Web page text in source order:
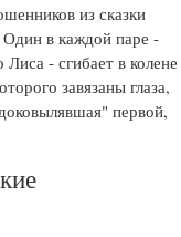
из сказки
в каждой паре -
- сгибает в колене
завязаны глаза,
первой,